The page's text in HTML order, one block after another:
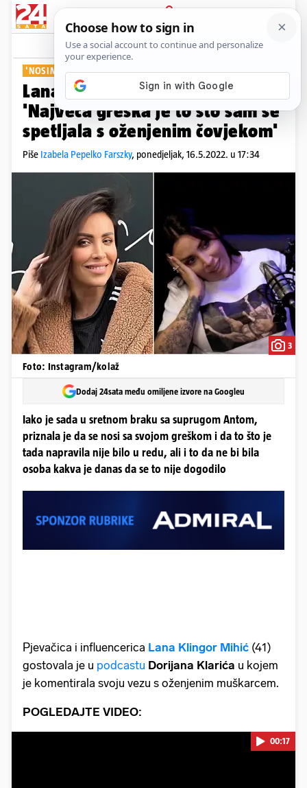
PRIJAVA
Show Komentari
'NOSIM SVOJ KRIŽ KROZ ŽIVOT'
Lana Klingor Mihić priznala:
'Najveća greška je to što sam se
spetljala s oženjenim čovjekom'
Piše Izabela Pepelko Farszky, ponedjeljak, 16.5.2022. u 17:34
3
Foto: Instagram/kolaž
Dodaj 24sata među omiljene izvore na Googleu
Iako je sada u sretnom braku sa suprugom Antom,
priznala je da se nosi sa svojom greškom i da to što je
tada napravila nije bilo u redu, ali i to da ne bi bila
osoba kakva je danas da se to nije dogodilo
Pjevačica i influencerica Lana Klingor Mihić (41)
gostovala je u podcastu Dorijana Klarića u kojem
je komentirala svoju vezu s oženjenim muškarcem.
POGLEDAJTE VIDEO:
00:17